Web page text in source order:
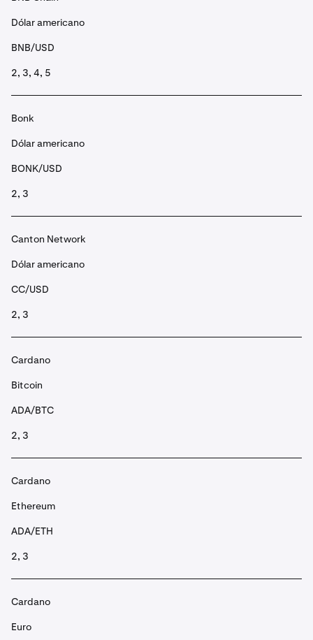
Dólar americano
BNB/USD
2, 3, 4, 5
Bonk
Dólar americano
BONK/USD
2, 3
Canton Network
Dólar americano
CC/USD
2, 3
Cardano
Bitcoin
ADA/BTC
2, 3
Cardano
Ethereum
ADA/ETH
2, 3
Cardano
Euro